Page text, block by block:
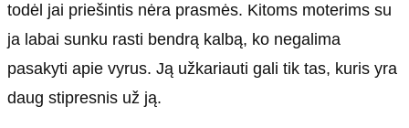
todėl jai priešintis nėra prasmės. Kitoms moterims su
ja labai sunku rasti bendrą kalbą, ko negalima
pasakyti apie vyrus. Ją užkariauti gali tik tas, kuris yra
daug stipresnis už ją.